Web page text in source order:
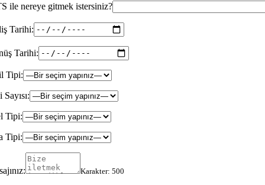
ile nereye gitmek istersiniz?
Tarihi:
Tarihi:
Tipi:
Tipi:
Tipi:
Karakter: 500